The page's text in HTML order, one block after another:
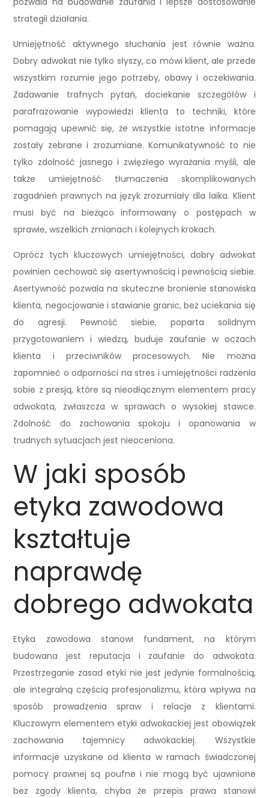
strategii działania.
Umiejętność aktywnego słuchania jest równie ważna.
Dobry adwokat nie tylko słyszy, co mówi klient, ale przede
wszystkim rozumie jego potrzeby, obawy i oczekiwania.
Zadawanie trafnych pytań, dociekanie szczegółów i
parafrazowanie wypowiedzi klienta to techniki, które
pomagają upewnić się, że wszystkie istotne informacje
zostały zebrane i zrozumiane. Komunikatywność to nie
tylko zdolność jasnego i zwięzłego wyrażania myśli, ale
także umiejętność tłumaczenia skomplikowanych
zagadnień prawnych na język zrozumiały dla laika. Klient
musi być na bieżąco informowany o postępach w
sprawie, wszelkich zmianach i kolejnych krokach.
Oprócz tych kluczowych umiejętności, dobry adwokat
powinien cechować się asertywnością i pewnością siebie.
Asertywność pozwala na skuteczne bronienie stanowiska
klienta, negocjowanie i stawianie granic, bez uciekania się
do agresji. Pewność siebie, poparta solidnym
przygotowaniem i wiedzą, buduje zaufanie w oczach
klienta i przeciwników procesowych. Nie można
zapomnieć o odporności na stres i umiejętności radzenia
sobie z presją, które są nieodłącznym elementem pracy
adwokata, zwłaszcza w sprawach o wysokiej stawce.
Zdolność do zachowania spokoju i opanowania w
trudnych sytuacjach jest nieoceniona.
W jaki sposób
etyka zawodowa
kształtuje
naprawdę
dobrego adwokata
Etyka zawodowa stanowi fundament, na którym
budowana jest reputacja i zaufanie do adwokata.
Przestrzeganie zasad etyki nie jest jedynie formalnością,
ale integralną częścią profesjonalizmu, która wpływa na
sposób prowadzenia spraw i relacje z klientami.
Kluczowym elementem etyki adwokackiej jest obowiązek
zachowania tajemnicy adwokackiej. Wszystkie
informacje uzyskane od klienta w ramach świadczonej
pomocy prawnej są poufne i nie mogą być ujawnione
bez zgody klienta, chyba że przepis prawa stanowi